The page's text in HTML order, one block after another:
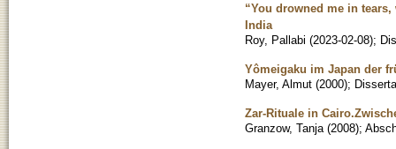
“You drowned me in
India
Roy, Pallabi (2023-02-08);
Yômeigaku im Japan der
Mayer, Almut (2000);
Zar-Rituale in
Granzow, Tanja (2008);